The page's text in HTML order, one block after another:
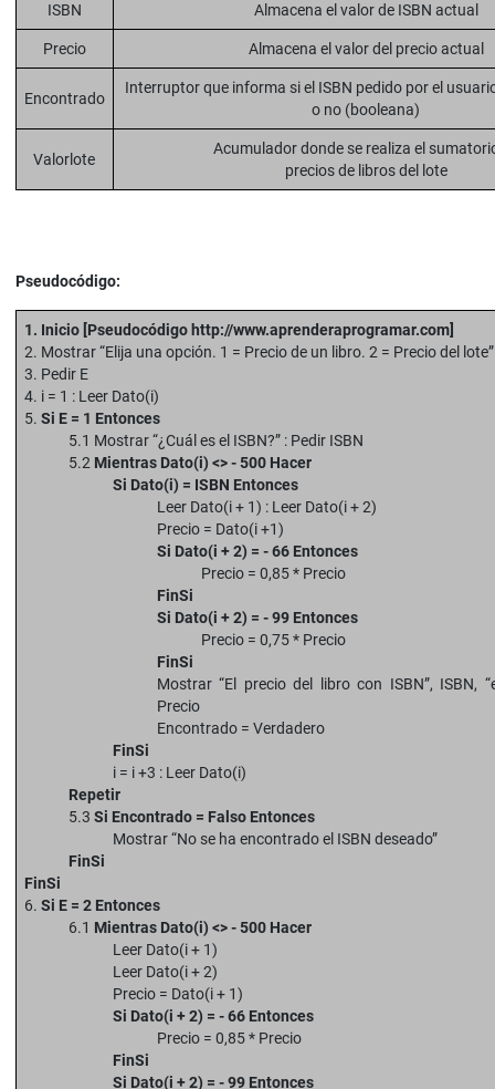
ISBN Almacena el valor de ISBN actual
Precio Almacena el valor del precio actual
Encontrado
Interruptor que informa si el ISBN pedido por el
o no (booleana)
Valorlote
Acumulador donde se realiza el
precios de libros del lote
Pseudocódigo:
1. Inicio [Pseudocódigo http://www.aprenderaprogramar.com]
2. Mostrar “Elija una opción. 1 = Precio de un libro. 2 = Precio del lote”
3. Pedir E
4. i = 1 : Leer Dato(i)
5. Si E = 1 Entonces
5.1 Mostrar “¿Cuál es el ISBN?” : Pedir ISBN
5.2 Mientras Dato(i) <> - 500 Hacer
Si Dato(i) = ISBN Entonces
Leer Dato(i + 1) : Leer Dato(i + 2)
Precio = Dato(i +1)
Si Dato(i + 2) = - 66 Entonces
Precio = 0,85 * Precio
FinSi
Si Dato(i + 2) = - 99 Entonces
Precio = 0,75 * Precio
FinSi
Mostrar “El precio del libro con ISBN”, ISBN,
Precio
Encontrado = Verdadero
FinSi
i = i +3 : Leer Dato(i)
Repetir
5.3 Si Encontrado = Falso Entonces
Mostrar “No se ha encontrado el ISBN deseado”
FinSi
FinSi
6. Si E = 2 Entonces
6.1 Mientras Dato(i) <> - 500 Hacer
Leer Dato(i + 1)
Leer Dato(i + 2)
Precio = Dato(i + 1)
Si Dato(i + 2) = - 66 Entonces
Precio = 0,85 * Precio
FinSi
Si Dato(i + 2) = - 99 Entonces